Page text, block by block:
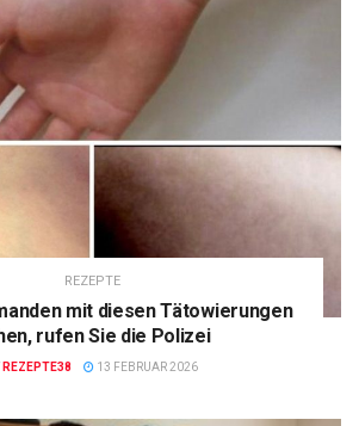
REZEPTE
mit diesen Tätowierungen
rufen Sie die Polizei
REZEPTE38 13 FEBRUAR 2026